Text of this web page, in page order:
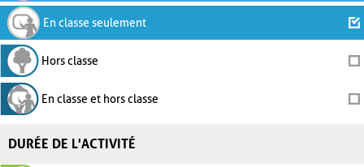
En classe seulement
Hors classe
En classe et hors classe
DURÉE DE L'ACTIVITÉ